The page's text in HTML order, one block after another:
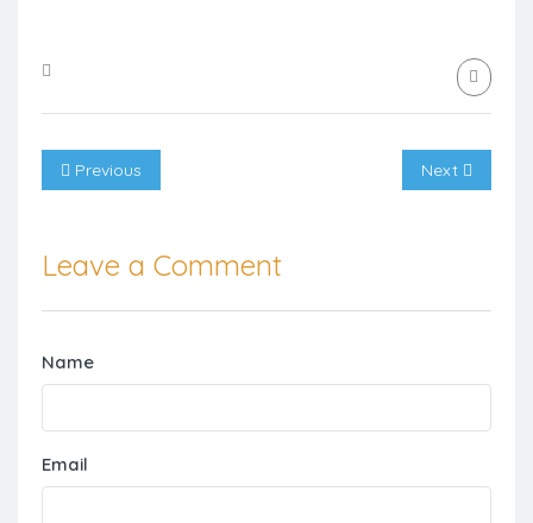
Previous Next
Leave a Comment
Name
Email